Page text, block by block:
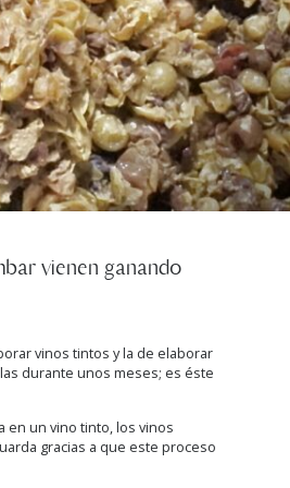
vienen ganando
vinos tintos y la de elaborar
durante unos meses; es éste
en un vino tinto, los vinos
gracias a que este proceso